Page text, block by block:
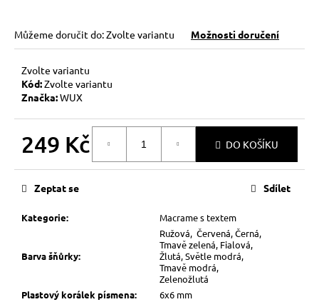
Můžeme doručit do:Zvolte variantu Možnosti doručení
Zvolte variantu
Kód:Zvolte variantu
Značka:WUX
249 Kč DO KOŠÍKU
Kategorie: Macrame s textem
Barva šňůrky:
Ružová, Červená, Černá,
Tmavě zelená, Fialová,
Žlutá, Světle modrá,
Tmavě modrá,
Zelenožlutá
Plastový korálek písmena:
6x6 mm
Zeptat se Sdílet